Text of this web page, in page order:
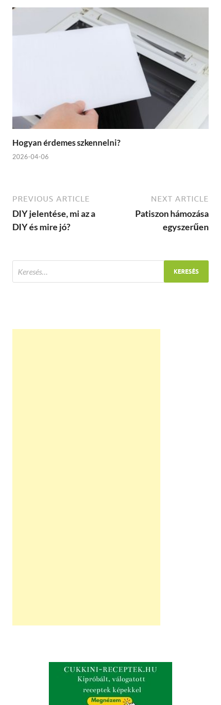
Hogyan érdemes szkennelni?
2026-04-06
PREVIOUS ARTICLE
DIY jelentése, mi az a
DIY és mire jó?
NEXT ARTICLE
Patiszon hámozása
egyszerűen